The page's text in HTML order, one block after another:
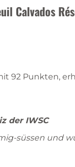
Calvados
92 Punkten,
der IWSC
süssen und